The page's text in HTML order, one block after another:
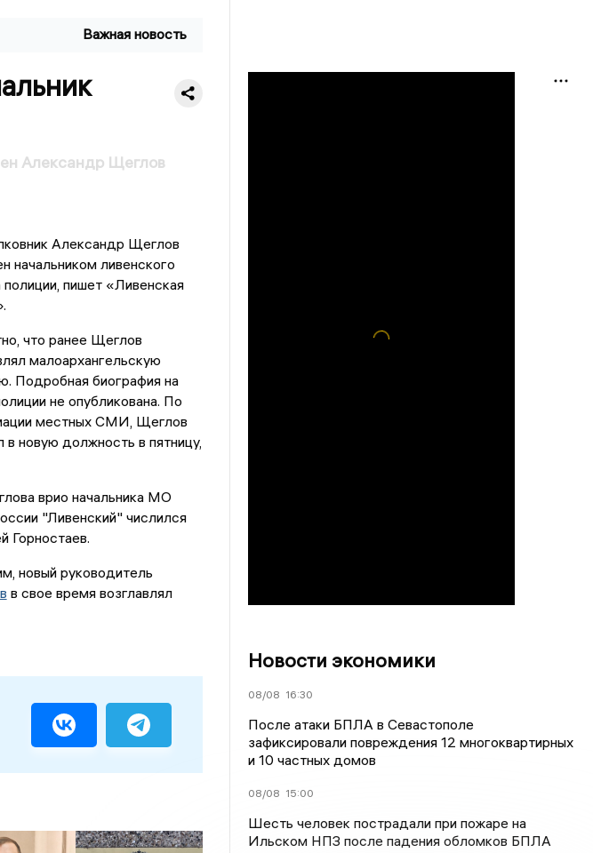
Важная новость
Александр Щеглов
Александр Щеглов
начальником ливенского
пишет «Ливенская
что ранее Щеглов
малоархангельскую
Подробная биография на
не опубликована. По
местных СМИ, Щеглов
в новую должность в пятницу,
врио начальника МО
"Ливенский" числился
Горностаев.
новый руководитель
в свое время возглавлял
Новости экономики
08/08 16:30
После атаки БПЛА в Севастополе
зафиксировали повреждения 12 многоквартирных
и 10 частных домов
08/08 15:00
Шесть человек пострадали при пожаре на
Ильском НПЗ после падения обломков БПЛА